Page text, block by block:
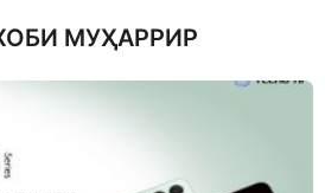
МУҲАРРИР